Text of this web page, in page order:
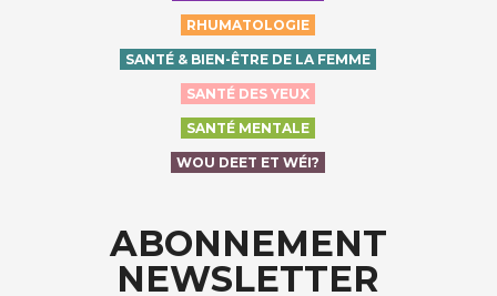
RHUMATOLOGIE
SANTÉ & BIEN-ÊTRE DE LA FEMME
SANTÉ DES YEUX
SANTÉ MENTALE
WOU DEET ET WÉI?
ABONNEMENT
NEWSLETTER